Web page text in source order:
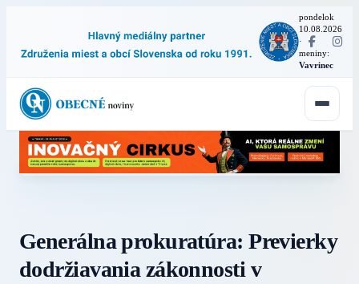
pondelok
10.08.2026
·
meniny:
Vavrinec
Generálna prokuratúra: Previerky
dodržiavania zákonnosti v